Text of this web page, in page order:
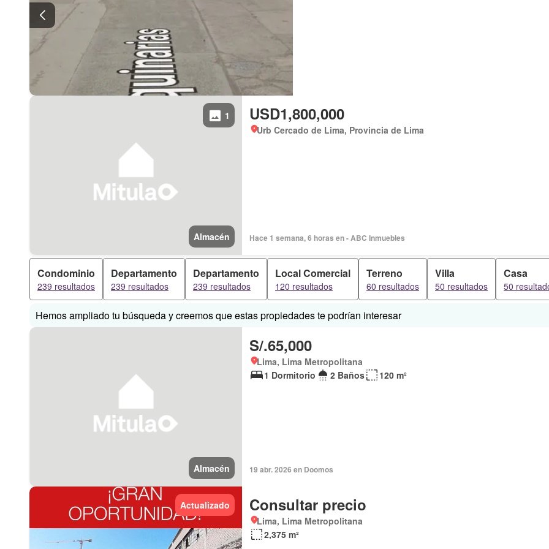
Almacén
1 USD1,800,000
Urb Cercado de Lima, Provincia de Lima
Hace 1 semana, 6 horas en - ABC Inmuebles
Condominio
239 resultados
Departamento
239 resultados
Departamento
239 resultados
Local Comercial
120 resultados
Terreno
60 resultados
Villa
50 resultados
Casa
50
Hemos ampliado tu búsqueda y creemos que estas propiedades te podrían interesar
Almacén
S/.65,000
Lima, Lima Metropolitana
1 Dormitorio
2 Baños 120 m²
19 abr. 2026 en Doomos
Actualizado Consultar precio
Lima, Lima Metropolitana
2,375 m²